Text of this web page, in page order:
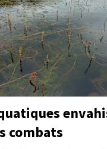
combats